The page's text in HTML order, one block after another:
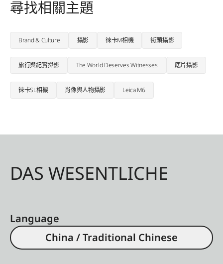
尋找相關主題
Brand & Culture 攝影 徠卡M相機 街頭攝影
旅行與紀實攝影 The World Deserves Witnesses 底片攝影
徠卡SL相機 肖像與人物攝影 Leica M6
DAS WESENTLICHE
Language
China / Traditional Chinese